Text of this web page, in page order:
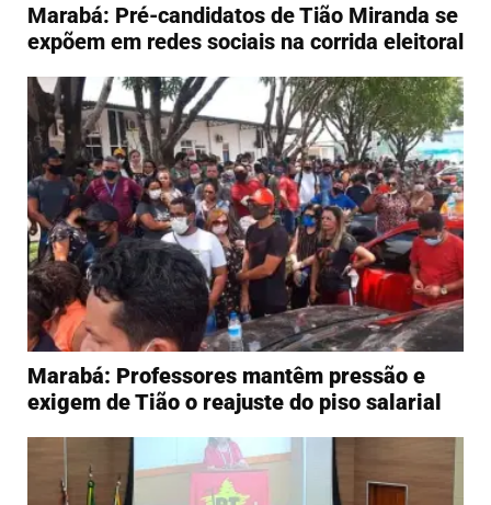
Marabá: Pré-candidatos de Tião Miranda se
expõem em redes sociais na corrida eleitoral
Marabá: Professores mantêm pressão e
exigem de Tião o reajuste do piso salarial